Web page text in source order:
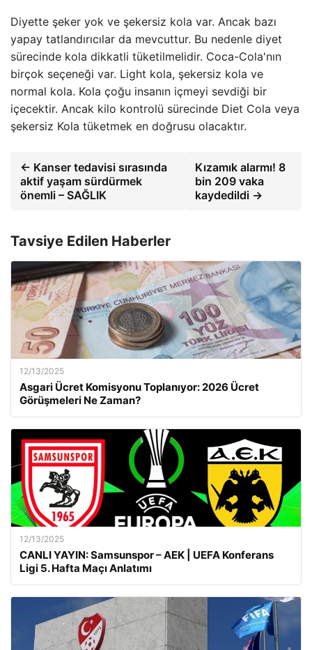
Diyette şeker yok ve şekersiz kola var. Ancak bazı
yapay tatlandırıcılar da mevcuttur. Bu nedenle diyet
sürecinde kola dikkatli tüketilmelidir. Coca-Cola'nın
birçok seçeneği var. Light kola, şekersiz kola ve
normal kola. Kola çoğu insanın içmeyi sevdiği bir
içecektir. Ancak kilo kontrolü sürecinde Diet Cola veya
şekersiz Kola tüketmek en doğrusu olacaktır.
← Kanser tedavisi sırasında
aktif yaşam sürdürmek
önemli – SAĞLIK
Kızamık alarmı! 8
bin 209 vaka
kaydedildi →
Tavsiye Edilen Haberler
12/13/2025
Asgari Ücret Komisyonu Toplanıyor: 2026 Ücret
Görüşmeleri Ne Zaman?
12/13/2025
CANLI YAYIN: Samsunspor – AEK | UEFA Konferans
Ligi 5. Hafta Maçı Anlatımı